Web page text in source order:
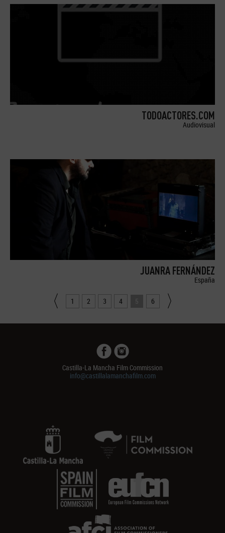
TODOACTORES.COM
Audiovisual
JUANRA FERNÁNDEZ
España
1 2 3 4 5 6
Castilla-La Mancha Film Commission
info@castillalamanchafilm.com